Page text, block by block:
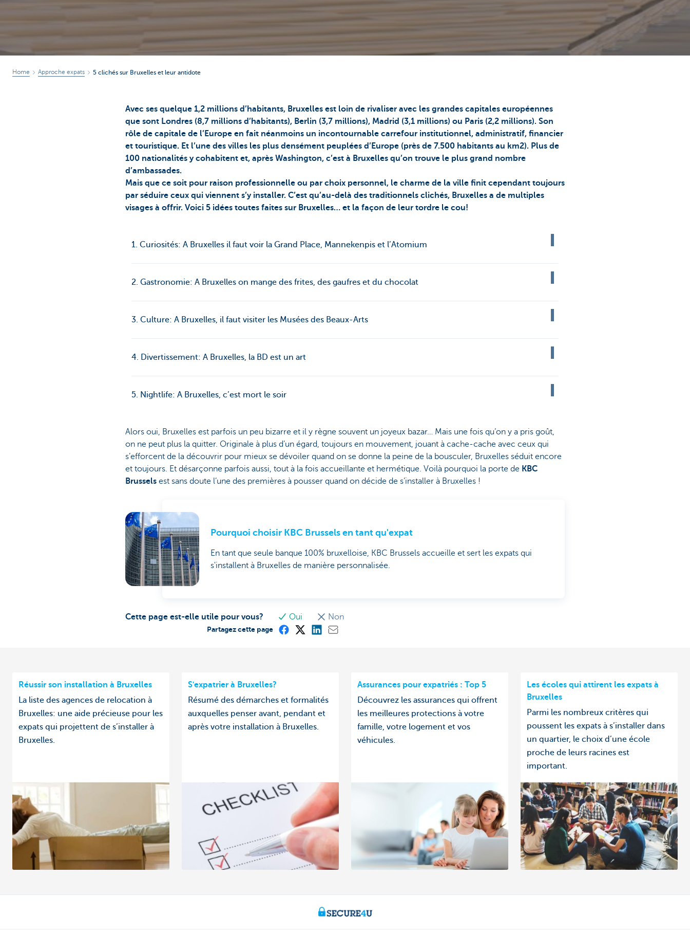
Home Approche expats 5 clichés sur Bruxelles et leur antidote
Avec ses quelque 1,2 millions d’habitants, Bruxelles est loin de rivaliser avec les grandes capitales européennes
que sont Londres (8,7 millions d’habitants), Berlin (3,7 millions), Madrid (3,1 millions) ou Paris (2,2 millions). Son
rôle de capitale de l’Europe en fait néanmoins un incontournable carrefour institutionnel, administratif, financier
et touristique. Et l’une des villes les plus densément peuplées d’Europe (près de 7.500 habitants au km2). Plus de
100 nationalités y cohabitent et, après Washington, c’est à Bruxelles qu’on trouve le plus grand nombre
d’ambassades.
Mais que ce soit pour raison professionnelle ou par choix personnel, le charme de la ville finit cependant toujours
par séduire ceux qui viennent s’y installer. C’est qu’au-delà des traditionnels clichés, Bruxelles a de multiples
visages à offrir. Voici 5 idées toutes faites sur Bruxelles… et la façon de leur tordre le cou!
1. Curiosités: A Bruxelles il faut voir la Grand Place, Mannekenpis et l’Atomium
2. Gastronomie: A Bruxelles on mange des frites, des gaufres et du chocolat
3. Culture: A Bruxelles, il faut visiter les Musées des Beaux-Arts
4. Divertissement: A Bruxelles, la BD est un art
5. Nightlife: A Bruxelles, c’est mort le soir
Alors oui, Bruxelles est parfois un peu bizarre et il y règne souvent un joyeux bazar… Mais une fois qu’on y a pris goût,
on ne peut plus la quitter. Originale à plus d’un égard, toujours en mouvement, jouant à cache-cache avec ceux qui
s’efforcent de la découvrir pour mieux se dévoiler quand on se donne la peine de la bousculer, Bruxelles séduit encore
et toujours. Et désarçonne parfois aussi, tout à la fois accueillante et hermétique. Voilà pourquoi la porte de KBC
Brussels est sans doute l’une des premières à pousser quand on décide de s’installer à Bruxelles !
Pourquoi choisir KBC Brussels en tant qu'expat
En tant que seule banque 100% bruxelloise, KBC Brussels accueille et sert les expats qui
s'installent à Bruxelles de manière personnalisée.
Cette page est-elle utile pour vous? Oui Non
Partagez cette page
Réussir son installation à Bruxelles
La liste des agences de relocation à
Bruxelles: une aide précieuse pour les
expats qui projettent de s’installer à
Bruxelles.
S'expatrier à Bruxelles?
Résumé des démarches et formalités
auxquelles penser avant, pendant et
après votre installation à Bruxelles.
Assurances pour expatriés : Top 5
Découvrez les assurances qui offrent
les meilleures protections à votre
famille, votre logement et vos
véhicules.
Les écoles qui attirent les expats à
Bruxelles
Parmi les nombreux critères qui
poussent les expats à s’installer dans
un quartier, le choix d’une école
proche de leurs racines est
important.